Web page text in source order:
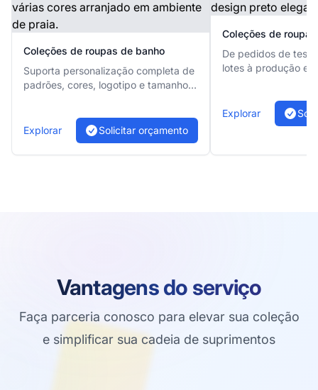
Coleções de roupas de banho
Suporta personalização completa de
padrões, cores, logotipo e tamanhos
Explorar
Solicitar orçamento
Coleções de
De pedidos de
lotes à produção
Explorar
Vantagens do serviço
Faça parceria conosco para elevar sua coleção
e simplificar sua cadeia de suprimentos